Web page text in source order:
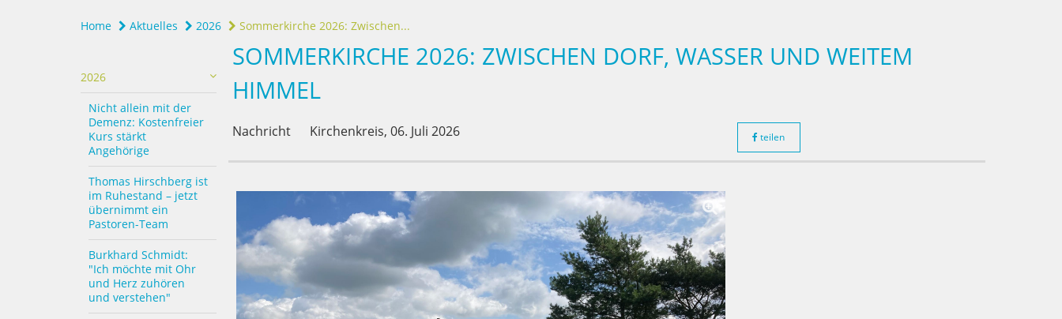
Home Aktuelles 2026 Sommerkirche 2026: Zwischen...
2026
Nicht allein mit der
Demenz: Kostenfreier
Kurs stärkt
Angehörige
Thomas Hirschberg ist
im Ruhestand – jetzt
übernimmt ein
Pastoren-Team
Burkhard Schmidt:
"Ich möchte mit Ohr
und Herz zuhören
und verstehen"
SOMMERKIRCHE 2026: ZWISCHEN DORF, WASSER UND WEITEM
HIMMEL
Nachricht Kirchenkreis, 06. Juli 2026 teilen